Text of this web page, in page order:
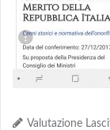
Valutazione